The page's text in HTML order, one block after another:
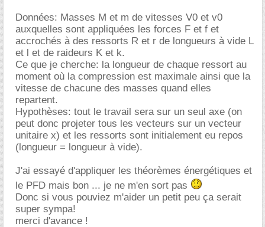
Données: Masses M et m de vitesses V0 et v0
auxquelles sont appliquées les forces F et f et
accrochés à des ressorts R et r de longueurs à vide L
et l et de raideurs K et k.
Ce que je cherche: la longueur de chaque ressort au
moment où la compression est maximale ainsi que la
vitesse de chacune des masses quand elles
repartent.
Hypothèses: tout le travail sera sur un seul axe (on
peut donc projeter tous les vecteurs sur un vecteur
unitaire x) et les ressorts sont initialement eu repos
(longueur = longueur à vide).
J'ai essayé d'appliquer les théorèmes énergétiques et
le PFD mais bon ... je ne m'en sort pas
Donc si vous pouviez m'aider un petit peu ça serait
super sympa!
merci d'avance !